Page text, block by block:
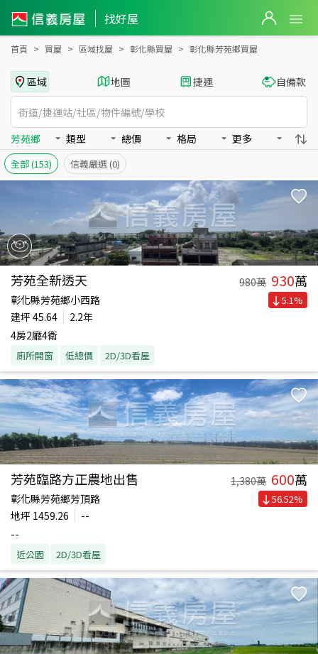
找好屋
彰化縣芳苑鄉買房：房屋物件出售、房價分析
首頁 買屋 區域找屋 彰化縣買屋 彰化縣芳苑鄉買屋
區域 地圖 捷運 自備款
芳苑鄉 類型 總價 格局 更多
全部(153) 信義嚴選 (0)
芳苑全新透天 980萬 930萬
彰化縣芳苑鄉小西路
建坪 45.64
2.2年
4房2廳4衛
廁所開窗 低總價 2D/3D看屋
5.1%
芳苑臨路方正農地出售 1,380萬 600萬
彰化縣芳苑鄉芳頂路
地坪 1459.26
--
--
近公園 2D/3D看屋
56.52%